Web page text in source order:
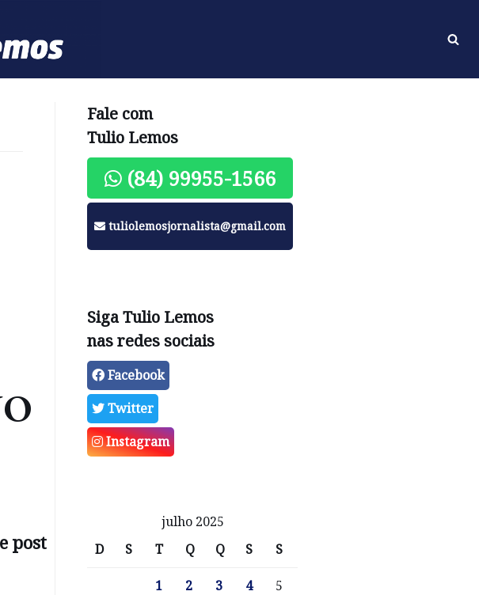
post
Fale com
Tulio Lemos
(84) 99955-1566
tuliolemosjornalista@gmail.com
Siga Tulio Lemos
nas redes sociais
Facebook
Twitter
Instagram
julho 2025
D
S T Q Q S S
1 2 3 4 5